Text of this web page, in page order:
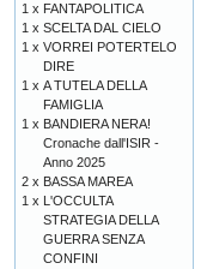
1 x FANTAPOLITICA
1 x SCELTA DAL CIELO
1 x VORREI POTERTELO
DIRE
1 x A TUTELA DELLA
FAMIGLIA
1 x BANDIERA NERA!
Cronache dall'ISIR -
Anno 2025
2 x BASSA MAREA
1 x L'OCCULTA
STRATEGIA DELLA
GUERRA SENZA
CONFINI